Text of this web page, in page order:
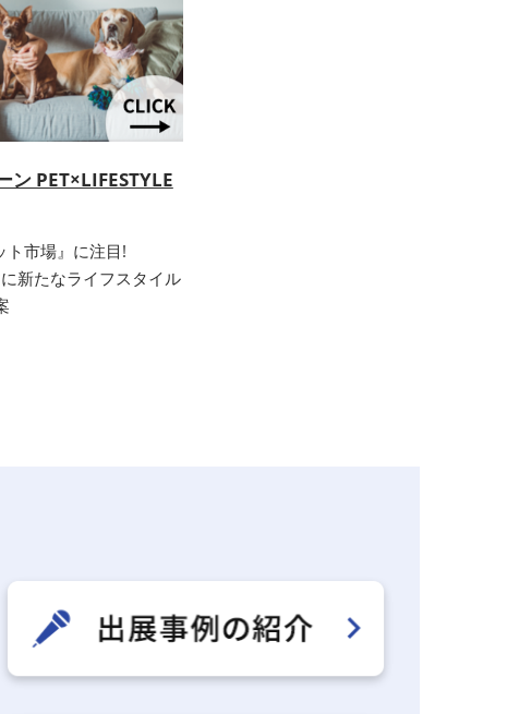
PET×LIFESTYLE
ト市場』に注目!
新たなライフスタイル